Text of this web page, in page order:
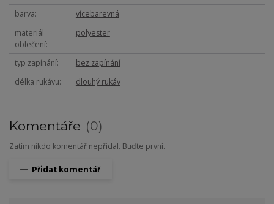
barva
vícebarevná
materiál
oblečení
polyester
typ zapínání
bez zapínání
délka rukávu
dlouhý rukáv
Komentáře 0
Zatím nikdo komentář nepřidal. Buďte první.
Přidat komentář